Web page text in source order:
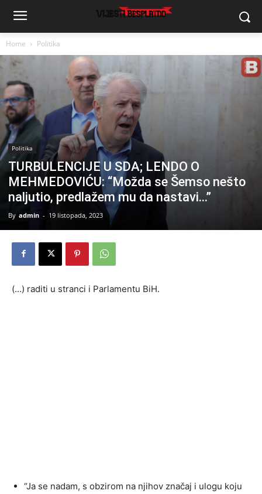
Home Politika
Politika
TURBULENCIJE U SDA; LENDO O
MEHMEDOVIĆU: “Možda se Šemso nešto
naljutio, predlažem mu da nastavi…”
By admin - 19 listopada, 2023
(…) raditi u stranci i Parlamentu BiH.
“Ja se nadam, s obzirom na njihov značaj i ulogu koju